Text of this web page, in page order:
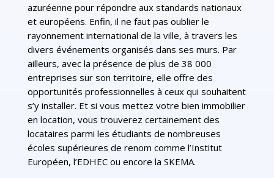
azuréenne pour répondre aux standards nationaux
et européens. Enfin, il ne faut pas oublier le
rayonnement international de la ville, à travers les
divers événements organisés dans ses murs. Par
ailleurs, avec la présence de plus de 38 000
entreprises sur son territoire, elle offre des
opportunités professionnelles à ceux qui souhaitent
s’y installer. Et si vous mettez votre bien immobilier
en location, vous trouverez certainement des
locataires parmi les étudiants de nombreuses
écoles supérieures de renom comme l’Institut
Européen, l’EDHEC ou encore la SKEMA.